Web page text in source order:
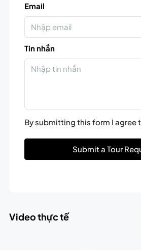
Email
Tin nhắn
By submitting this form I agree
Submit a Tour
Video thực tế